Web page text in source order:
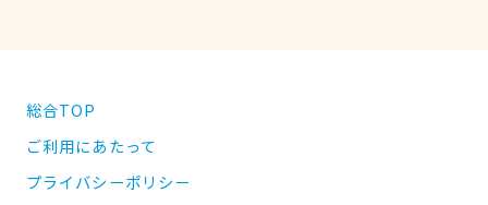
総合TOP
ご利用にあたって
プライバシーポリシー